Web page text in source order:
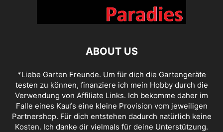
ABOUT US
*Liebe Garten Freunde. Um für dich die Gartengeräte
testen zu können, finanziere ich mein Hobby durch die
Verwendung von Affiliate Links. Ich bekomme daher im
Falle eines Kaufs eine kleine Provision vom jeweiligen
Partnershop. Für dich entstehen dadurch natürlich keine
Kosten. Ich danke dir vielmals für deine Unterstützung.